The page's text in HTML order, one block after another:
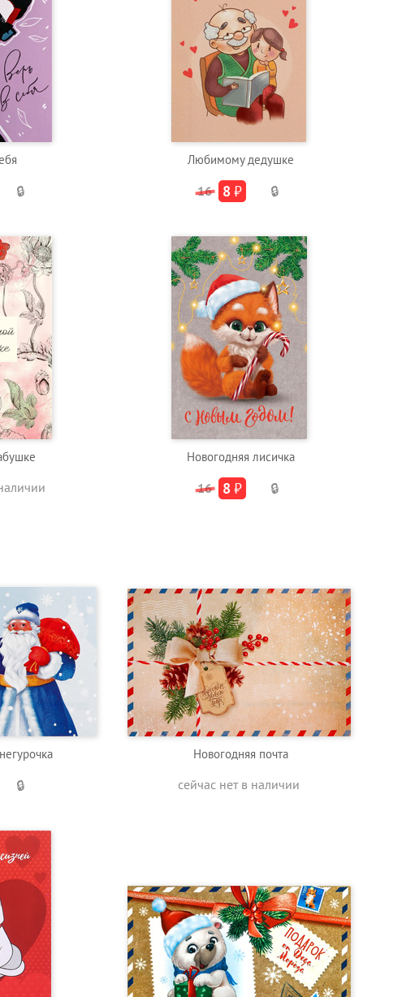
🔒
Любимому дедушке
16 8 ₽ 🔒
Новогодняя лисичка
16 8 ₽ 🔒
🔒
Новогодняя почта
сейчас нет в наличии